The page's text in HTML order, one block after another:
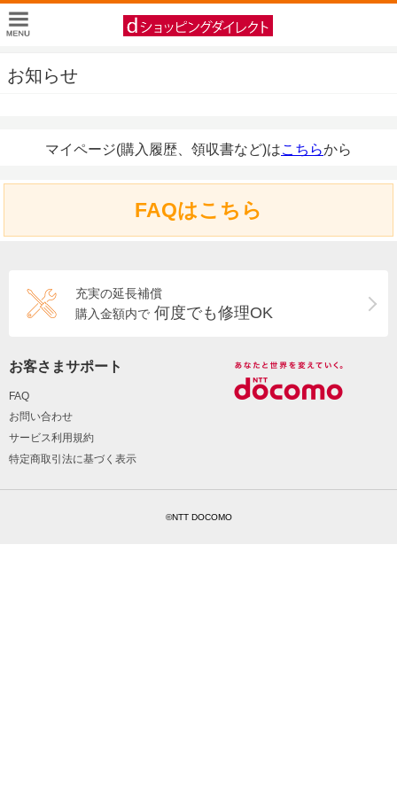
お知らせ
マイページ(購入履歴、領収書など)はこちらから
FAQはこちら
充実の延長補償
購入金額内で 何度でも修理OK
お客さまサポート
FAQ
お問い合わせ
サービス利用規約
特定商取引法に基づく表示
©NTT DOCOMO